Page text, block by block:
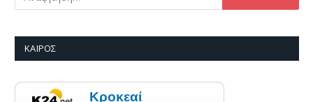
ΚΑΙΡΌΣ